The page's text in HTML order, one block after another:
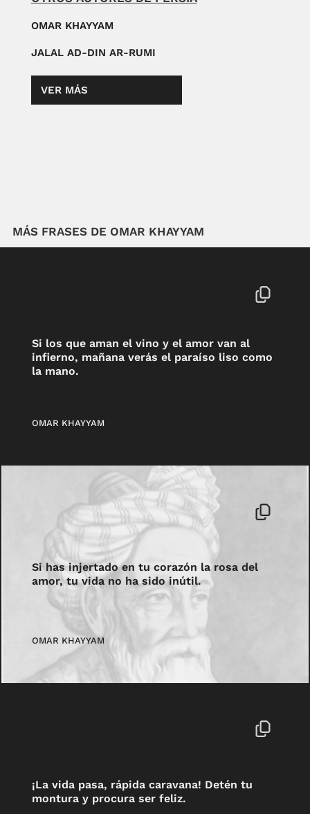
OMAR KHAYYAM
JALAL AD-DIN AR-RUMI
VER MÁS
MÁS FRASES DE OMAR KHAYYAM
Si los que aman el vino y el amor van al
infierno, mañana verás el paraíso liso como
la mano.
OMAR KHAYYAM
Si has injertado en tu corazón la rosa del
amor, tu vida no ha sido inútil.
OMAR KHAYYAM
¡La vida pasa, rápida caravana! Detén tu
montura y procura ser feliz.